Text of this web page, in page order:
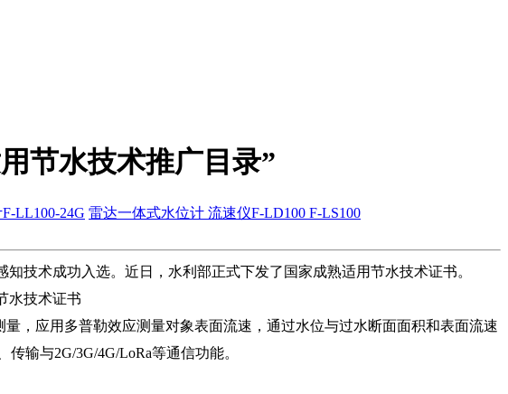
节水技术推广目录”
LL100-24G 雷达一体式水位计 流速仪F-LD100 F-LS100
技术成功入选。近日，水利部正式下发了国家成熟适用节水技术证书。
，应用多普勒效应测量对象表面流速，通过水位与过水断面面积和表面流速
输与2G/3G/4G/LoRa等通信功能。